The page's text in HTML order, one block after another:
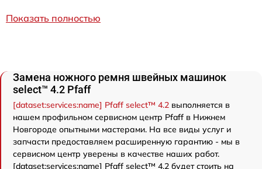
Показать полностью
Замена ножного ремня швейных машинок
select™ 4.2 Pfaff
[dataset:services:name] Pfaff select™ 4.2 выполняется в
нашем профильном сервисном центр Pfaff в Нижнем
Новгороде опытными мастерами. На все виды услуг и
запчасти предоставляем расширенную гарантию - мы в
сервисном центр уверены в качестве наших работ.
[dataset:services:name] Pfaff select™ 4.2 будет стоить на